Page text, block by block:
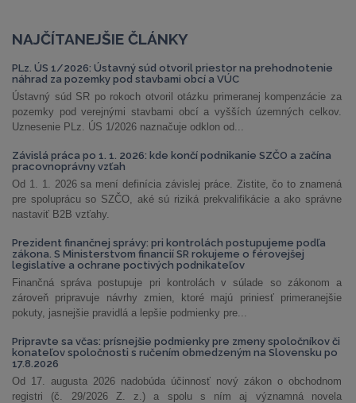
NAJČÍTANEJŠIE ČLÁNKY
PLz. ÚS 1/2026: Ústavný súd otvoril priestor na prehodnotenie
náhrad za pozemky pod stavbami obcí a VÚC
Ústavný súd SR po rokoch otvoril otázku primeranej kompenzácie za
pozemky pod verejnými stavbami obcí a vyšších územných celkov.
Uznesenie PLz. ÚS 1/2026 naznačuje odklon od...
Závislá práca po 1. 1. 2026: kde končí podnikanie SZČO a začína
pracovnoprávny vzťah
Od 1. 1. 2026 sa mení definícia závislej práce. Zistite, čo to znamená
pre spoluprácu so SZČO, aké sú riziká prekvalifikácie a ako správne
nastaviť B2B vzťahy.
Prezident finančnej správy: pri kontrolách postupujeme podľa
zákona. S Ministerstvom financií SR rokujeme o férovejšej
legislatíve a ochrane poctivých podnikateľov
Finančná správa postupuje pri kontrolách v súlade so zákonom a
zároveň pripravuje návrhy zmien, ktoré majú priniesť primeranejšie
pokuty, jasnejšie pravidlá a lepšie podmienky pre...
Pripravte sa včas: prísnejšie podmienky pre zmeny spoločníkov či
konateľov spoločnosti s ručením obmedzeným na Slovensku po
17.8.2026
Od 17. augusta 2026 nadobúda účinnosť nový zákon o obchodnom
registri (č. 29/2026 Z. z.) a spolu s ním aj významná novela